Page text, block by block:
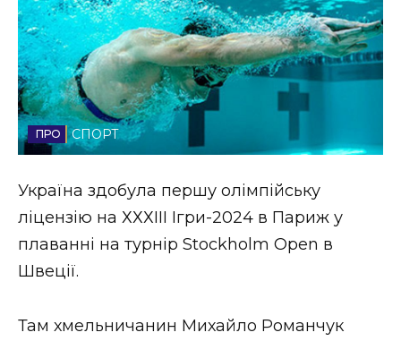
Соціум
Спорт
Стиль життя
Втрачений Ужгород
Втрачений Ужгород (відеоверсія)
ЗАКАРПАТСЬКІ НОВИНИ
СПОРТ
Україна здобула першу олімпійську
ліцензію на ХХХІІІ Ігри-2024 в Париж у
плаванні на турнір Stockholm Open в
Швеції.
Там хмельничанин Михайло Романчук